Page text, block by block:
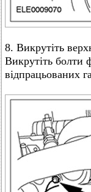
8. Викрутіть
Викрутіть болти
відпрацьованих